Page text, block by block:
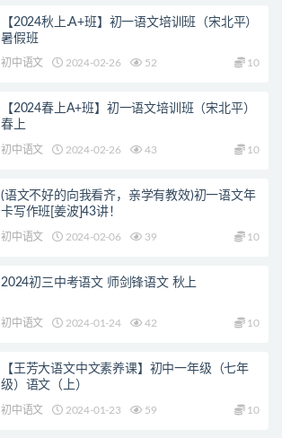
【2024秋上.A+班】初一语文培训班（宋北平）
暑假班
初中语文 2024-02-26 52 10
【2024春上A+班】初一语文培训班（宋北平）
春上
初中语文 2024-02-26 43 10
(语文不好的向我看齐，亲学有教效)初一语文年
卡写作班[姜波]43讲！
初中语文 2024-02-06 39 10
2024初三中考语文 师剑锋语文 秋上
初中语文 2024-01-24 42 10
【王芳大语文中文素养课】初中一年级（七年
级）语文（上）
初中语文 2024-01-23 59 10